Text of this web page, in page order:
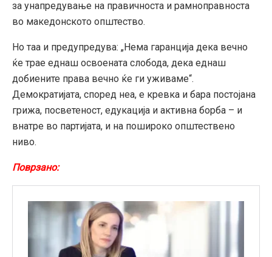
за унапредување на правичноста и рамноправноста
во македонското општество.
Но таа и предупредува: „Нема гаранција дека вечно
ќе трае еднаш освоената слобода, дека еднаш
добиените права вечно ќе ги уживаме“.
Демократијата, според неа, е кревка и бара постојана
грижа, посветеност, едукација и активна борба – и
внатре во партијата, и на пошироко општествено
ниво.
Поврзано: